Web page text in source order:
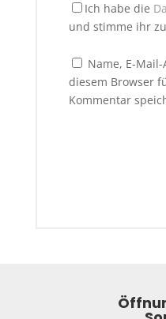
Ich habe die
und stimme ihr
Name, E-
diesem Browser
Kommentar